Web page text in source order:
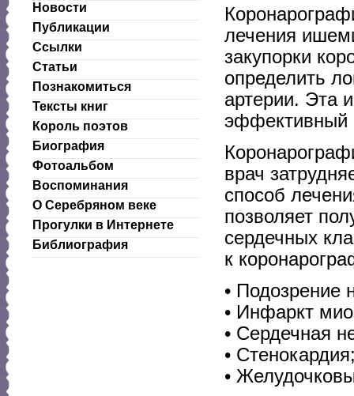
Новости
Публикации
Ссылки
Статьи
Познакомиться
Тексты книг
Король поэтов
Биография
Фотоальбом
Воспоминания
О Серебряном веке
Прогулки в Интернете
Библиография
лечения
закупорки
определить
артерии. Эта
эффективный
врач
способ
позволяет
сердечных
к
• Подозрение
• Инфаркт
• Сердечная
•
•